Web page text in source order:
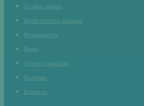
О сайте рыбхоз
Ищем авторов рыбаков
Мероприятия
Видео
Отчеты о рыбалке
Водоемы
Контакты